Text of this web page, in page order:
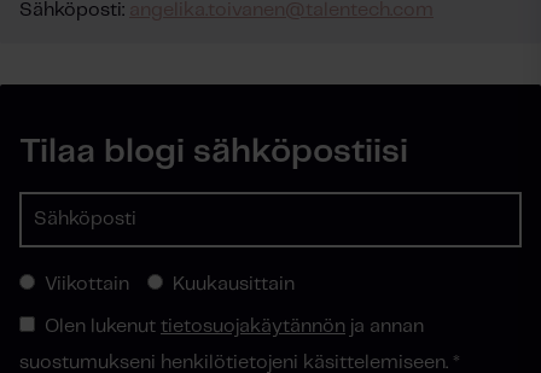
Sähköposti: angelika.toivanen@talentech.com
Tilaa blogi sähköpostiisi
Viikottain Kuukausittain
Olen lukenut tietosuojakäytännön ja annan
suostumukseni henkilötietojeni käsittelemiseen. *